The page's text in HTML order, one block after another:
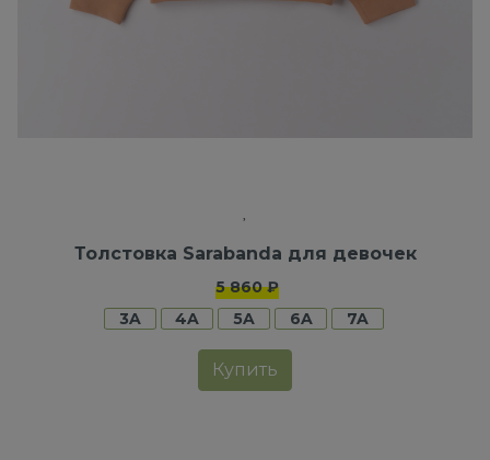
Толстовка Sarabanda для девочек
5 860 ₽
3A
4A 5A 6A 7A
Купить